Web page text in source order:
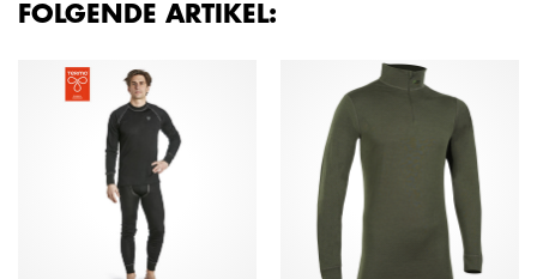
FOLGENDE ARTIKEL: